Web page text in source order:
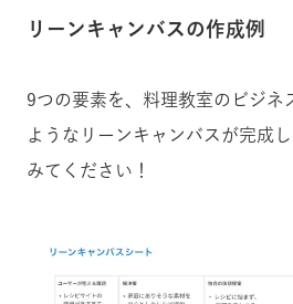
リーンキャンバスの作成例
9つの要素を、料理教室のビジネ
ようなリーンキャンバスが完成
みてください！